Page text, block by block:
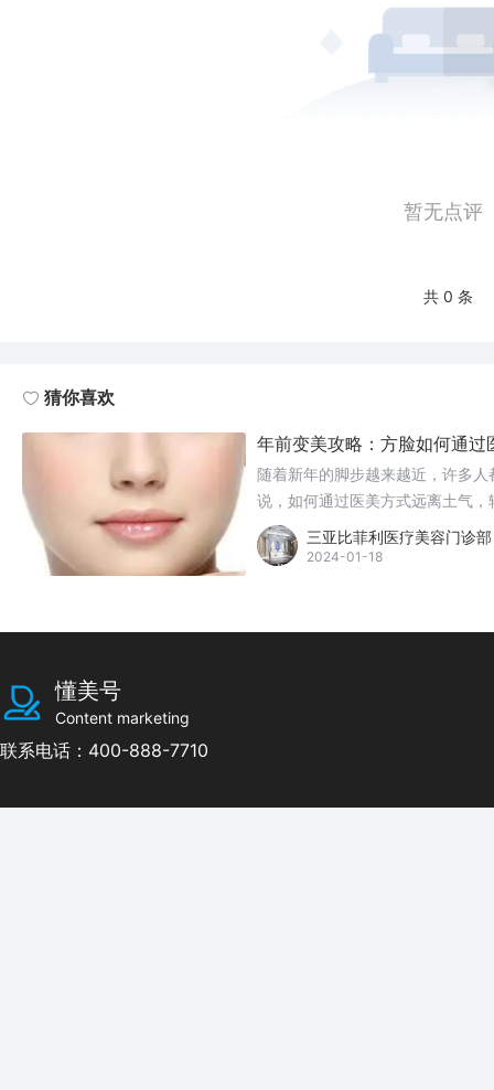
暂无点评
共 0 条
猜你喜欢
年前变美攻略：方脸如何通
随着新年的脚步越来越近，许多
说，如何通过医美方式远离土气
美的攻略吧！三亚比菲利医疗美容门诊部
2024-01-18
懂美号
Content marketing
联系电话：400-888-7710